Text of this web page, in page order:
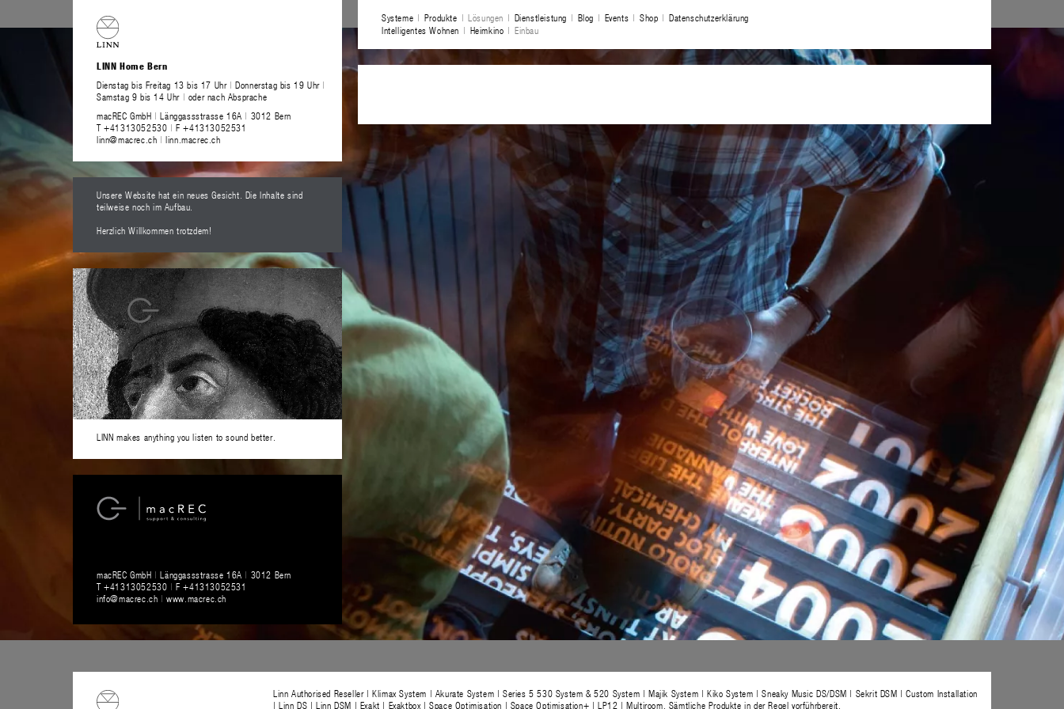
Systeme Produkte Lösungen Dienstleistung Blog Events Shop
Datenschutzerklärung
Intelligentes Wohnen
Heimkino Einbau
LINN Home Bern
Dienstag bis Freitag 13 bis 17 Uhr | Donnerstag bis 19 Uhr |
Samstag 9 bis 14 Uhr | oder nach Absprache
macREC GmbH | Länggassstrasse 16A | 3012 Bern
T +41313052530 | F +41313052531
linn@macrec.ch | linn.macrec.ch
Unsere Website hat ein neues Gesicht. Die Inhalte sind
teilweise noch im Aufbau.
Herzlich Willkommen trotzdem!
LINN makes anything you listen to sound better.
macREC GmbH | Länggassstrasse 16A | 3012 Bern
T +41313052530 | F +41313052531
info@macrec.ch | www.macrec.ch
Linn Authorised Reseller | Klimax System | Akurate System | Series 5 530 System & 520 System | Majik System | Kiko System | Sneaky Music DS/DSM | Sekrit DSM | Custom Installation
| Linn DS | Linn DSM | Exakt | Exaktbox | Space Optimisation | Space Optimisation+ | LP12 | Multiroom. Sämtliche Produkte in der Regel vorführbereit.